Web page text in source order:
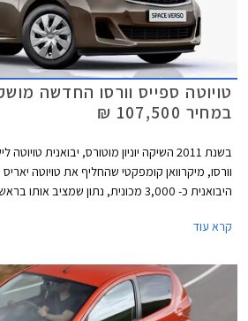
טויוטה ספייס וורסו החדשה
במחיר 107,500 ₪
בשנת 2011 השיקה יוניון מוטורס, יבואנית
וורסו, מיקרוואן קומפקטי שהחליף את טויוטה
היבואנית כ- 3,000 מכונית, נתון שמציב
שעיקרה רענון החזית ושיפור איכות החומרים.
קרא עוד